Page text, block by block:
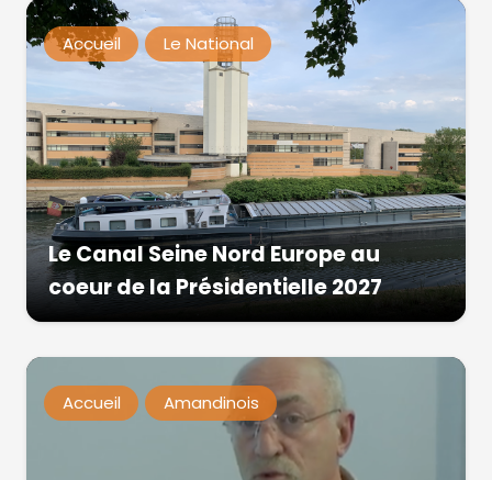
Accueil Le National
Le Canal Seine Nord Europe au
coeur de la Présidentielle 2027
Accueil Amandinois